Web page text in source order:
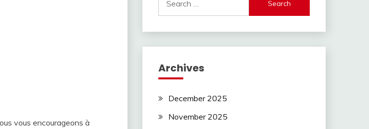
vous encourageons à
for:
Archives
December 2025
November 2025